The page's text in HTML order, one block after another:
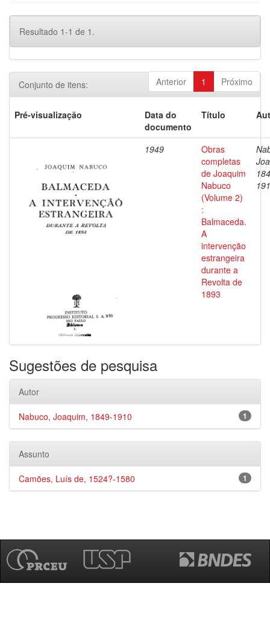
Resultado 1-1 de 1.
Anterior 1 Próximo
Conjunto de itens:
Pré-visualização
Data do
documento
Título
1949
Obras
completas
de Joaquim
Nabuco
(Volume 2)
:
Balmaceda.
A
intervenção
estrangeira
durante a
Revolta de
1893
Sugestões de pesquisa
Autor
1
Nabuco, Joaquim, 1849-1910
Assunto
1
Camões, Luís de, 1524?-1580